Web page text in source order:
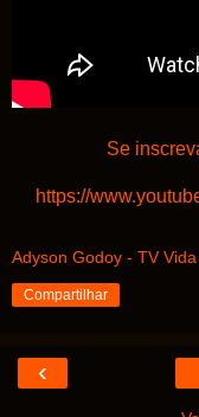
Se
https://
Adyson Godoy - TV
Compartilhar
‹